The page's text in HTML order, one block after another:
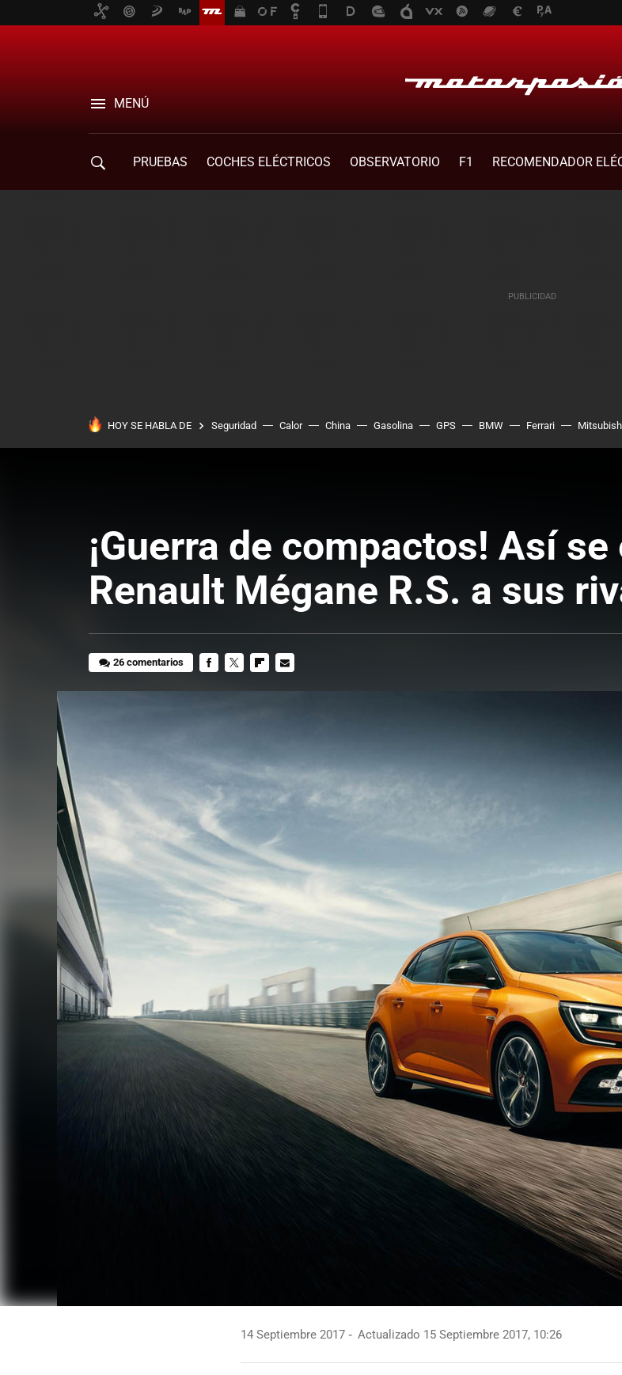
MENÚ
PRUEBAS COCHES ELÉCTRICOS OBSERVATORIO F1
RECOMENDADOR
HOY SE HABLA DE Seguridad Calor China Gasolina GPS BMW Ferrari
¡Guerra de compactos! Así
Renault Mégane R.S. a sus
26 comentarios
14 Septiembre 2017 Actualizado 15 Septiembre 2017, 10:26